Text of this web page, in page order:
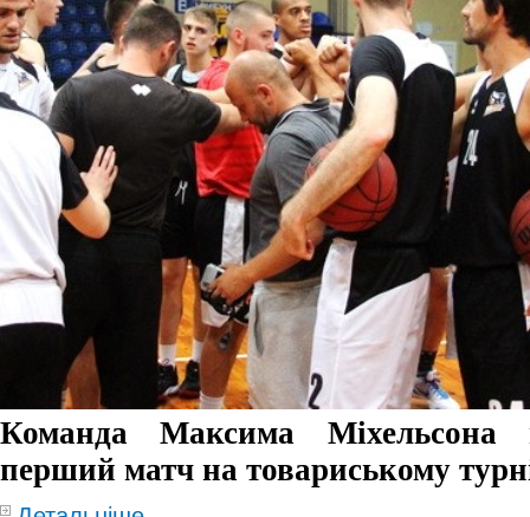
Команда Максима Міхельсона
перший матч на товариському